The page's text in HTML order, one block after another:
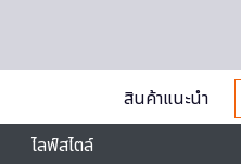
สินค้าแนะนำ
ไลฟ์สไตล์